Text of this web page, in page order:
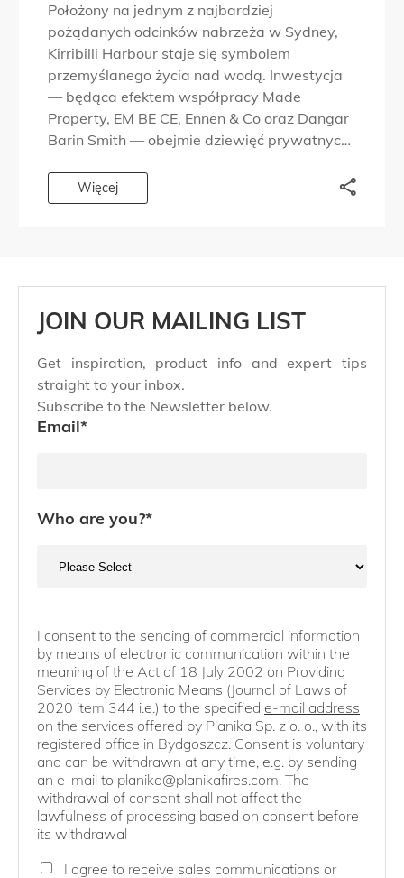
Położony na jednym z najbardziej
pożądanych odcinków nabrzeża w Sydney,
Kirribilli Harbour staje się symbolem
przemyślanego życia nad wodą. Inwestycja
— będąca efektem współpracy Made
Property, EM BE CE, Ennen & Co oraz Dangar
Barin Smith — obejmie dziewięć prywatnych
dyskretnym prestiżem i ponadczasowym
designem. Po ukończeniu […]
Więcej
JOIN OUR MAILING LIST
Get inspiration, product info and expert tips
straight to your inbox.
Subscribe to the Newsletter below.
Email*
Who are you?*
I consent to the sending of commercial information
by means of electronic communication within the
meaning of the Act of 18 July 2002 on Providing
Services by Electronic Means (Journal of Laws of
2020 item 344 i.e.) to the specified e-mail address
on the services offered by Planika Sp. z o. o., with its
registered office in Bydgoszcz. Consent is voluntary
and can be withdrawn at any time, e.g. by sending
an e-mail to planika@planikafires.com. The
withdrawal of consent shall not affect the
lawfulness of processing based on consent before
its withdrawal
I agree to receive sales communications or